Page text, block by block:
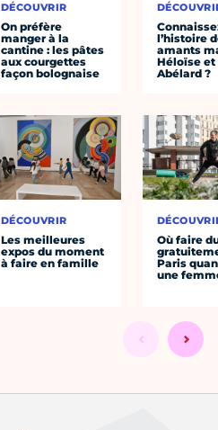
DÉCOUVRIR
On préfère
manger à la
cantine : les pâtes
aux courgettes
façon bolognaise
DÉCOUVRIR
Les meilleures
expos du moment
à faire en famille
l’histoire
amants
Héloïse et
Abélard ?
Où faire
Paris
une